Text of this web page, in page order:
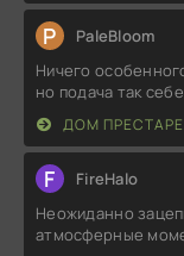
P PaleBloom
Ничего
но подача так
ДОМ
F FireHalo
Неожиданно
атмосферные